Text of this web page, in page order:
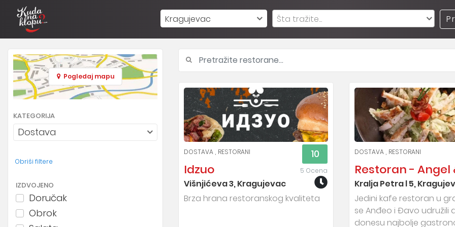
Kragujevac Šta tražite...
Pogledaj mapu
KATEGORIJA
Dostava
Obriši filtere
IZDVOJENO
Doručak
Obrok
10
5 Ocena
DOSTAVA RESTORANI
Idzuo
Višnjićeva 3, Kragujevac
Brza hrana restoranskog kvaliteta
DOSTAVA RESTORANI
Restoran - Angel
Kralja Petra l 5,
Jedini kafe restoran u
se Anđeo i Đavo udružili
donesu najbolje